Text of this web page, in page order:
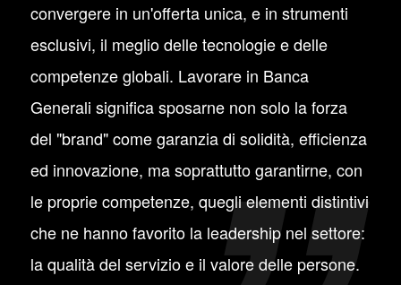
convergere in un'offerta unica, e in strumenti
esclusivi, il meglio delle tecnologie e delle
competenze globali. Lavorare in Banca
Generali significa sposarne non solo la forza
del "brand" come garanzia di solidità, efficienza
ed innovazione, ma soprattutto garantirne, con
le proprie competenze, quegli elementi distintivi
che ne hanno favorito la leadership nel settore:
la qualità del servizio e il valore delle persone.